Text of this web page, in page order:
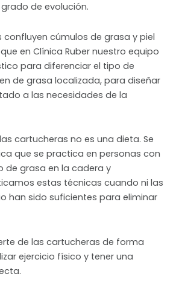
de evolución.
confluyen cúmulos de grasa y piel
en Clínica Ruber nuestro equipo
para diferenciar el tipo de
de grasa localizada, para diseñar
a las necesidades de la
cartucheras no es una dieta. Se
que se practica en personas con
de grasa en la cadera y
estas técnicas cuando ni las
han sido suficientes para eliminar
de las cartucheras de forma
ejercicio físico y tener una